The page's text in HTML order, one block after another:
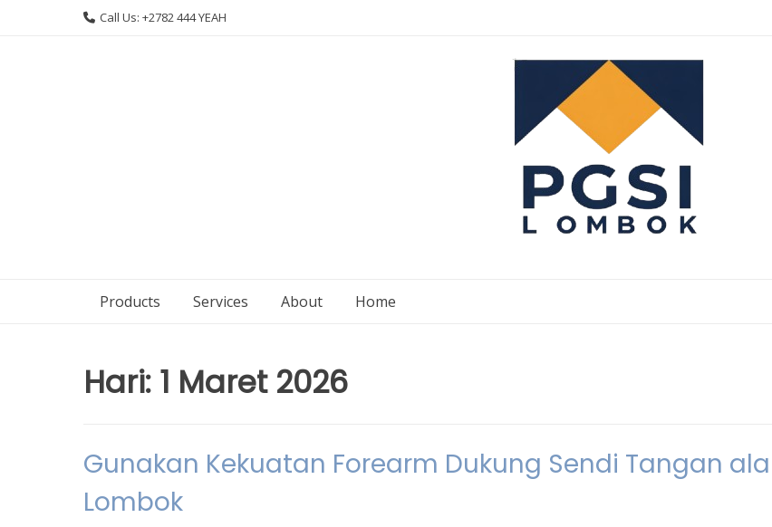
Call Us: +2782 444 YEAH
Products Services About Home
Hari: 1 Maret 2026
Gunakan Kekuatan Forearm Dukung Sendi Tangan ala
Lombok